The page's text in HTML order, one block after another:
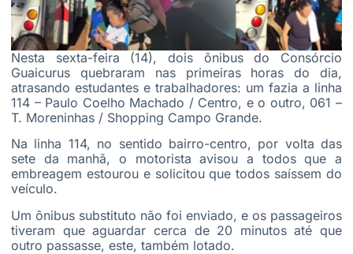
Nesta sexta-feira (14), dois ônibus do Consórcio
Guaicurus quebraram nas primeiras horas do dia,
atrasando estudantes e trabalhadores: um fazia a linha
114 – Paulo Coelho Machado / Centro, e o outro, 061 –
T. Moreninhas / Shopping Campo Grande.
Na linha 114, no sentido bairro-centro, por volta das
sete da manhã, o motorista avisou a todos que a
embreagem estourou e solicitou que todos saíssem do
veículo.
Um ônibus substituto não foi enviado, e os passageiros
tiveram que aguardar cerca de 20 minutos até que
outro passasse, este, também lotado.